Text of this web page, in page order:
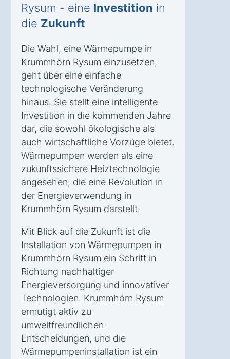
Rysum - eine Investition in
die Zukunft
Die Wahl, eine Wärmepumpe in
Krummhörn Rysum einzusetzen,
geht über eine einfache
technologische Veränderung
hinaus. Sie stellt eine intelligente
Investition in die kommenden Jahre
dar, die sowohl ökologische als
auch wirtschaftliche Vorzüge bietet.
Wärmepumpen werden als eine
zukunftssichere Heiztechnologie
angesehen, die eine Revolution in
der Energieverwendung in
Krummhörn Rysum darstellt.
Mit Blick auf die Zukunft ist die
Installation von Wärmepumpen in
Krummhörn Rysum ein Schritt in
Richtung nachhaltiger
Energieversorgung und innovativer
Technologien. Krummhörn Rysum
ermutigt aktiv zu
umweltfreundlichen
Entscheidungen, und die
Wärmepumpeninstallation ist ein